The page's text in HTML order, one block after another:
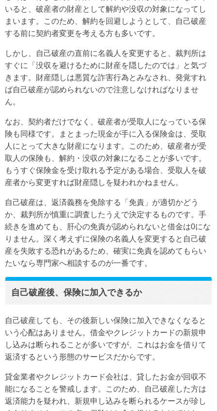
いると、破産者の財産として解約や没収の対象になってし
まいます。このため、解約を回避しようとして、自己破産
する前に契約者変更を考える方も多いです。
しかし、自己破産の直前に名義人を変更すると、裁判所は
すぐに「没収を避けるために財産を隠したのでは」と気づ
きます。財産隠しは悪質な詐害行為とみなされ、発覚すれ
ば自己破産が認められないので注意しなければなりませ
ん。
なお、契約者だけでなく、破産者が受取人になっている保
険も同様です。まとまった現金が手に入る保険金は、受取
人にとって大きな財産になります。このため、破産者が受
取人の保険も、解約・没収の対象になることが多いです。
もうすぐ保険金を受け取れる予定がある場合、受取人を破
産者から変更すれば財産隠しを疑われかねません。
自己破産は、返済義務を免除する「免責」が適切かどう
か、裁判所が慎重に調査したうえで決定するものです。手
続きを進めても、肝心の免責が認められないと借金は0にな
りません。深く考えずに保険の名義人を変更すると自己破
産を失敗する恐れがあるため、確実に免責を認めてもらい
たいなら専門家へ相談するのが一番です。
自己破産後、保険に加入できるか
自己破産しても、その後新しい保険に加入できなくなると
いう心配はありません。借金やクレジットカードの新規申
し込みは断られることが多いですが、これはお金を借りて
返済するという形態のサービスだからです。
貸金業者やクレジットカード会社は、貸したお金が回収不
能になることを警戒します。このため、自己破産した方は
返済能力を疑われ、新規申し込みを断られるケースが珍し